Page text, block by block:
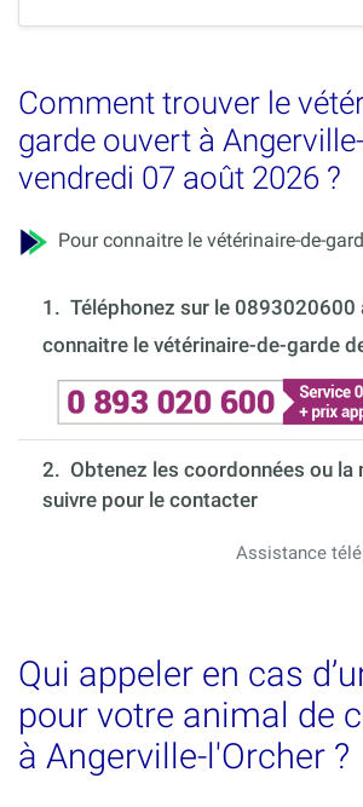
Comment trouver le
garde ouvert à
vendredi 07 août 2026 ?
Pour connaitre le vétérinaire-de-
1. Téléphonez sur le 0893020600
connaitre le vétérinaire-de-garde
2. Obtenez les coordonnées ou la
suivre pour le contacter
Assistance
Qui appeler en cas
pour votre animal de
à Angerville-l'Orcher ?